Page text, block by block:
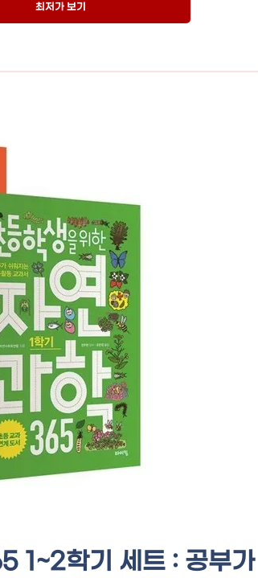
최저가 보기
1~2학기 세트 : 공부가